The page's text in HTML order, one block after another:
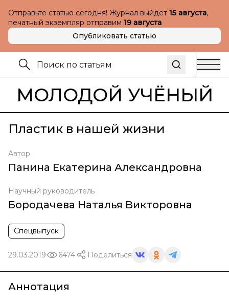
Отправьте статью сегодня! Журнал выйдет 15 августа,
печатный экземпляр отправим 19 августа
Опубликовать статью
МОЛОДОЙ УЧЁНЫЙ
Пластик в нашей жизни
Автор
Панина Екатерина Александровна
Научный руководитель
Бородачева Наталья Викторовна
Спецвыпуск
29.03.2019 6474 Поделиться
Аннотация